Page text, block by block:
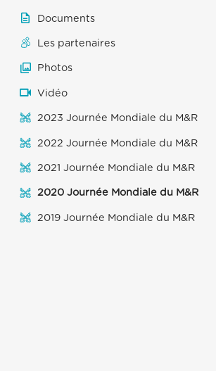
Documents
Les partenaires
Photos
Vidéo
2023 Journée Mondiale du M&R
2022 Journée Mondiale du M&R
2021 Journée Mondiale du M&R
2020 Journée Mondiale du M&R
2019 Journée Mondiale du M&R